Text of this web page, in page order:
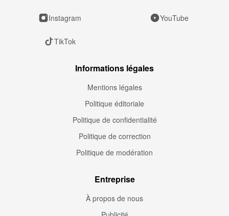
Instagram YouTube
TikTok
Informations légales
Mentions légales
Politique éditoriale
Politique de confidentialité
Politique de correction
Politique de modération
Entreprise
À propos de nous